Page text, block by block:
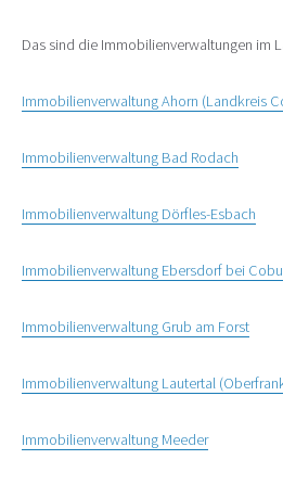
Das sind die Immobilienverwaltungen im
Immobilienverwaltung Ahorn (Landkreis
Immobilienverwaltung Bad Rodach
Immobilienverwaltung Dörfles-Esbach
Immobilienverwaltung Ebersdorf bei
Immobilienverwaltung Grub am Forst
Immobilienverwaltung Lautertal
Immobilienverwaltung Meeder